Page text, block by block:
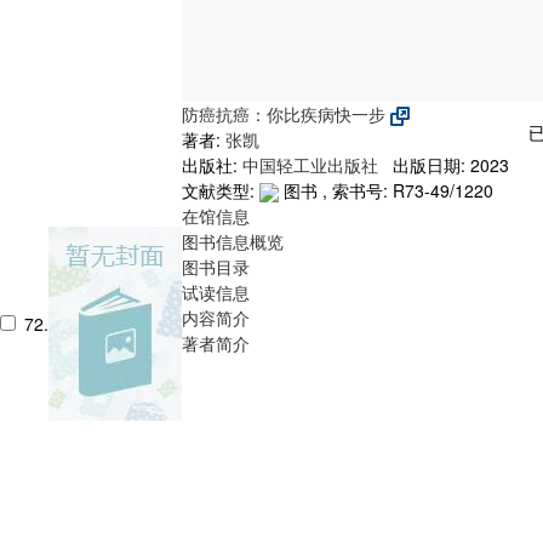
72.
防癌抗癌：你比疾病快一步
著者: 张凯
出版社: 中国轻工业出版社
出版日期: 2023
文献类型:
图书 , 索书号: R73-49/1220
在馆信息
图书信息概览
图书目录
试读信息
内容简介
著者简介